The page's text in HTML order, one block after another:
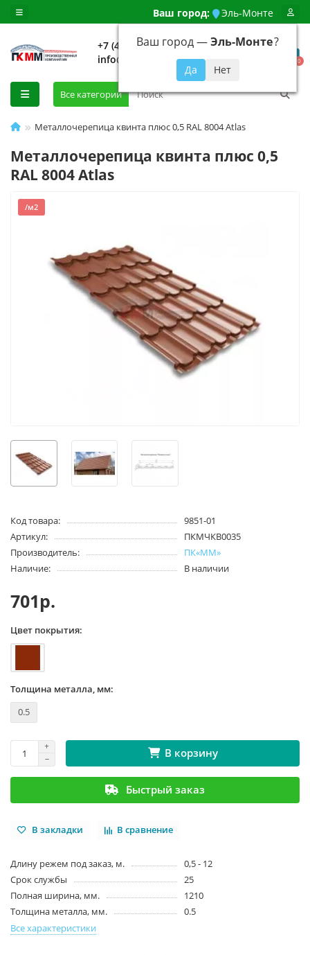
Ваш город: Эль-Монте
Ваш город —Эль-Монте?
+7 (499) 648-92-94
info@evroshtaketnikmoskva.ru
0
Все категории
Металлочерепица квинта плюс 0,5 RAL 8004 Atlas
Металлочерепица квинта плюс 0,5
RAL 8004 Atlas
/м2
Код товара:
9851-01
Артикул:
ПКМЧКВ0035
Производитель:
ПК«ММ»
Наличие:
В наличии
701р.
Цвет покрытия:
Толщина металла, мм:
0.5
В корзину
Быстрый заказ
В закладки В сравнение
Длину режем под заказ, м.
0,5 - 12
Срок службы
25
Полная ширина, мм.
1210
Толщина металла, мм.
0.5
Все характеристики